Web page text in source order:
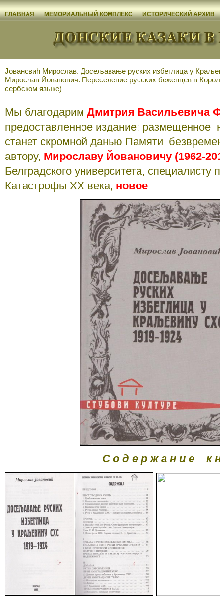
ГЛАВНАЯ МЕМОРИАЛЬНЫЙ КОМПЛЕКС ИСТОРИЧЕСКИЙ АРХИВ
Jовановић Мирослав. Досељавање руских избеглица у
Мирослав Йованович. Переселение русских беженцев в
сербском языке)
Мы благодарим Дмитрия Васильевича
предоставленное издание; размещенное
станет скромной данью Памяти
автору, Мирославу Йовановичу (1962-
Белградского университета, специалисту
Катастрофы ХХ века; новое
С о д е р ж а н и е к